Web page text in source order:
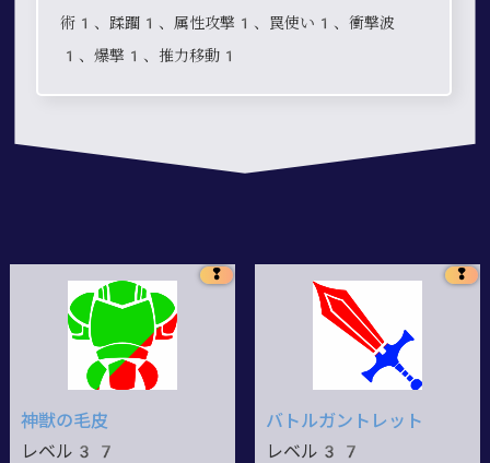
術1、蹂躙1、属性攻撃1、罠使い1、衝撃波
1、爆撃1、推力移動1
❢
神獣の毛皮
レベル37
❢
バトルガントレット
レベル37